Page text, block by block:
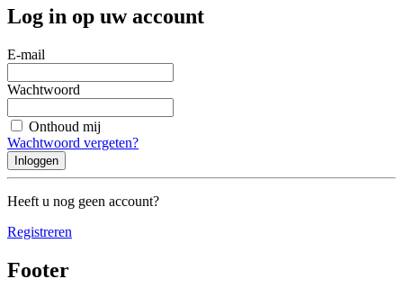
Log in op uw account
E-mail
Wachtwoord
Onthoud mij
Wachtwoord vergeten?
Inloggen
Heeft u nog geen account?
Registreren
Footer